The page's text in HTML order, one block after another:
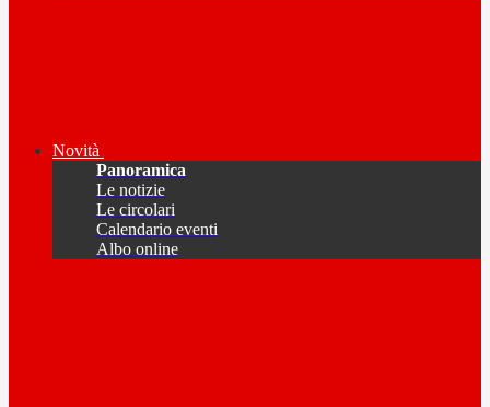
Novità
Panoramica
Le notizie
Le circolari
Calendario eventi
Albo online